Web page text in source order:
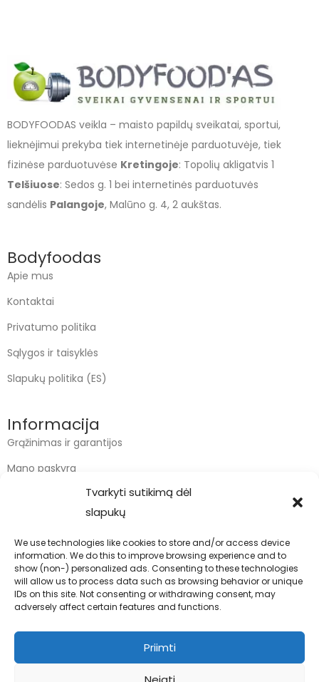
Tvarkyti sutikimą dėl
slapukų
We use technologies like cookies to store and/or access device
information. We do this to improve browsing experience and to
show (non-) personalized ads. Consenting to these technologies
will allow us to process data such as browsing behavior or unique
IDs on this site. Not consenting or withdrawing consent, may
adversely affect certain features and functions.
Priimti
BODYFOODAS veikla – maisto papildų sveikatai, sportui,
lieknėjimui prekyba tiek internetinėje parduotuvėje, tiek
fizinėse parduotuvėse Kretingoje: Topolių akligatvis 1
Telšiuose: Sedos g. 1 bei internetinės parduotuvės
sandėlis Palangoje, Malūno g. 4, 2 aukštas.
Bodyfoodas
Apie mus
Kontaktai
Privatumo politika
Sąlygos ir taisyklės
Slapukų politika (ES)
Informacija
Grąžinimas ir garantijos
Mano paskyra
Kontaktai
info@bodyfoodas.lt
+370 600 77017